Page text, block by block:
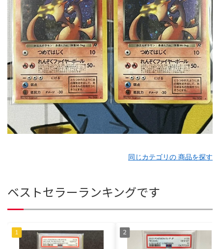
同じカテゴリの 商品を探す
ベストセラーランキングです